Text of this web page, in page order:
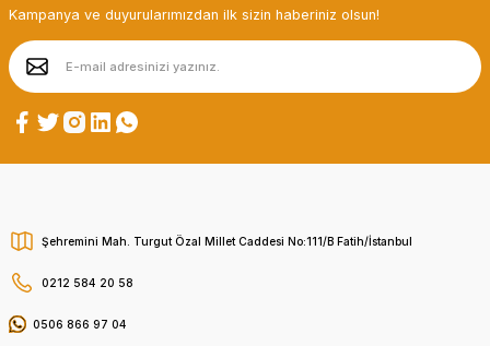
Kampanya ve duyurularımızdan ilk sizin haberiniz olsun!
Şehremini Mah. Turgut Özal Millet Caddesi No:111/B Fatih/İstanbul
0212 584 20 58
0506 866 97 04